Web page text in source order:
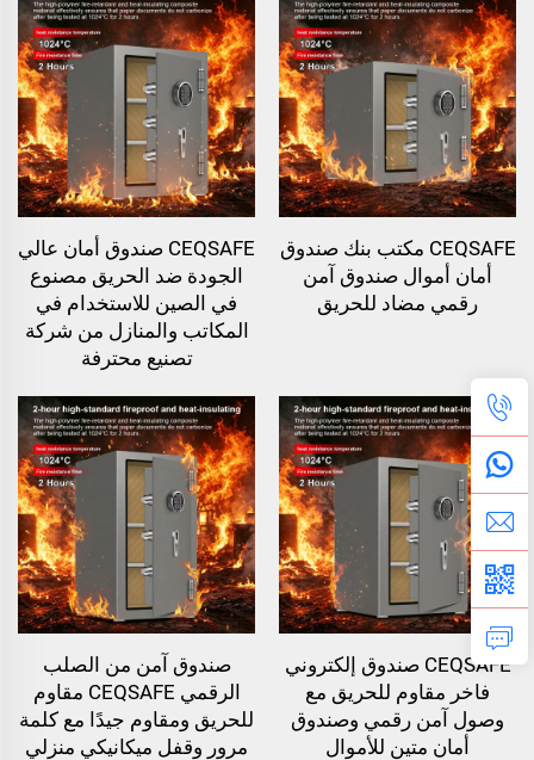
CEQSAFE مكتب بنك صندوق
أمان أموال صندوق آمن
رقمي مضاد للحريق
CEQSAFE صندوق أمان عالي
الجودة ضد الحريق مصنوع
في الصين للاستخدام في
المكاتب والمنازل من شركة
تصنيع محترفة
CEQSAFE صندوق إلكتروني
فاخر مقاوم للحريق مع
وصول آمن رقمي وصندوق
أمان متين للأموال
صندوق آمن من الصلب
الرقمي CEQSAFE مقاوم
للحريق ومقاوم جيدًا مع كلمة
مرور وقفل ميكانيكي منزلي